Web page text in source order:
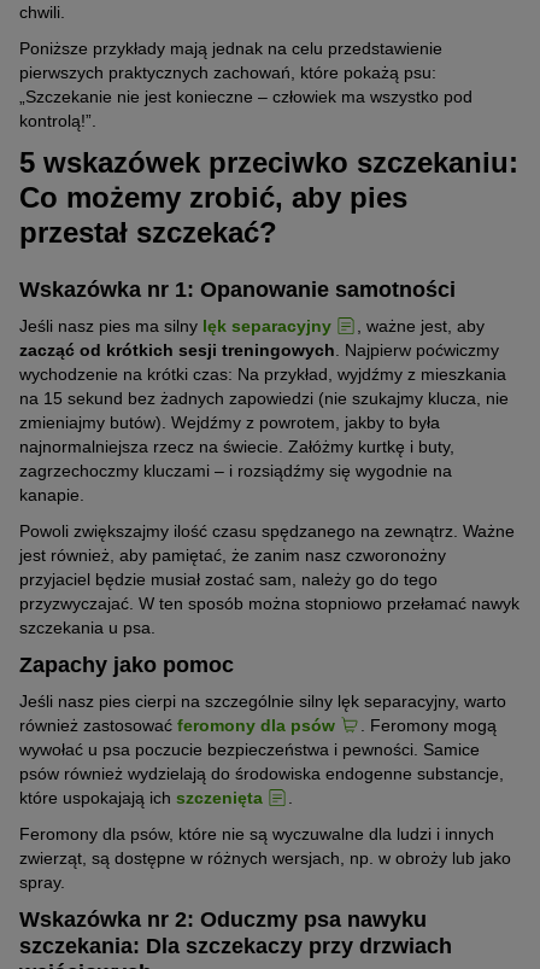
chwili.
Poniższe przykłady mają jednak na celu przedstawienie
pierwszych praktycznych zachowań, które pokażą psu:
„Szczekanie nie jest konieczne – człowiek ma wszystko pod
kontrolą!”.
5 wskazówek przeciwko szczekaniu:
Co możemy zrobić, aby pies
przestał szczekać?
Wskazówka nr 1: Opanowanie samotności
Jeśli nasz pies ma silny lęk separacyjny
, ważne jest, aby
zacząć od krótkich sesji treningowych . Najpierw poćwiczmy
wychodzenie na krótki czas: Na przykład, wyjdźmy z mieszkania
na 15 sekund bez żadnych zapowiedzi (nie szukajmy klucza, nie
zmieniajmy butów). Wejdźmy z powrotem, jakby to była
najnormalniejsza rzecz na świecie. Załóżmy kurtkę i buty,
zagrzechoczmy kluczami – i rozsiądźmy się wygodnie na
kanapie.
Powoli zwiększajmy ilość czasu spędzanego na zewnątrz. Ważne
jest również, aby pamiętać, że zanim nasz czworonożny
przyjaciel będzie musiał zostać sam, należy go do tego
przyzwyczajać. W ten sposób można stopniowo przełamać nawyk
szczekania u psa.
Zapachy jako pomoc
Jeśli nasz pies cierpi na szczególnie silny lęk separacyjny, warto
również zastosować feromony dla psów
. Feromony mogą
wywołać u psa poczucie bezpieczeństwa i pewności. Samice
psów również wydzielają do środowiska endogenne substancje,
które uspokajają ich szczenięta
Feromony dla psów, które nie są wyczuwalne dla ludzi i innych
zwierząt, są dostępne w różnych wersjach, np. w obroży lub jako
spray.
Wskazówka nr 2: Oduczmy psa nawyku
szczekania: Dla szczekaczy przy drzwiach